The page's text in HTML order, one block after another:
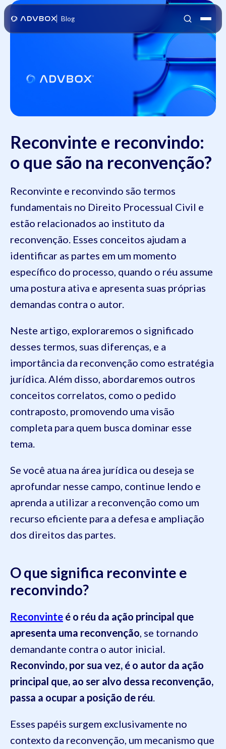
Blog
Reconvinte e reconvindo:
o que são na reconvenção?
Reconvinte e reconvindo são termos
fundamentais no Direito Processual Civil e
estão relacionados ao instituto da
reconvenção. Esses conceitos ajudam a
identificar as partes em um momento
específico do processo, quando o réu assume
uma postura ativa e apresenta suas próprias
demandas contra o autor.
Neste artigo, exploraremos o significado
desses termos, suas diferenças, e a
importância da reconvenção como estratégia
jurídica. Além disso, abordaremos outros
conceitos correlatos, como o pedido
contraposto, promovendo uma visão
completa para quem busca dominar esse
tema.
Se você atua na área jurídica ou deseja se
aprofundar nesse campo, continue lendo e
aprenda a utilizar a reconvenção como um
recurso eficiente para a defesa e ampliação
dos direitos das partes.
O que significa reconvinte e
reconvindo?
Reconvinte é o réu da ação principal que
apresenta uma reconvenção , se tornando
demandante contra o autor inicial.
Reconvindo, por sua vez, é o autor da ação
principal que, ao ser alvo dessa reconvenção,
passa a ocupar a posição de réu
Esses papéis surgem exclusivamente no
contexto da reconvenção, um mecanismo que